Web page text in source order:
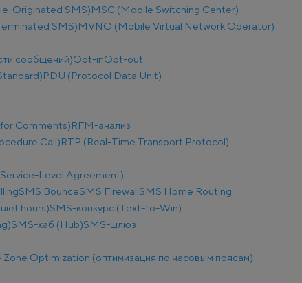
Originated SMS)MSC (Mobile Switching Center)
SMS)MVNO (Mobile Virtual Network Operator)
сообщений)Opt-inOpt-out
PDU (Protocol Data Unit)
Comments)RFM-анализ
Call)RTP (Real-Time Transport Protocol)
Level Agreement)
SMS BounceSMS FirewallSMS Home Routing
hours)SMS-конкурс (Text-to-Win)
SMS-хаб (Hub)SMS-шлюз
Zone Optimization (оптимизация по часовым поясам)